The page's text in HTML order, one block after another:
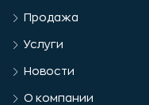
Продажа
Услуги
Новости
О компании